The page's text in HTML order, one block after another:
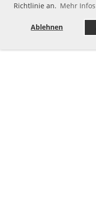
Richtlinie an. Mehr Infos
Ablehnen